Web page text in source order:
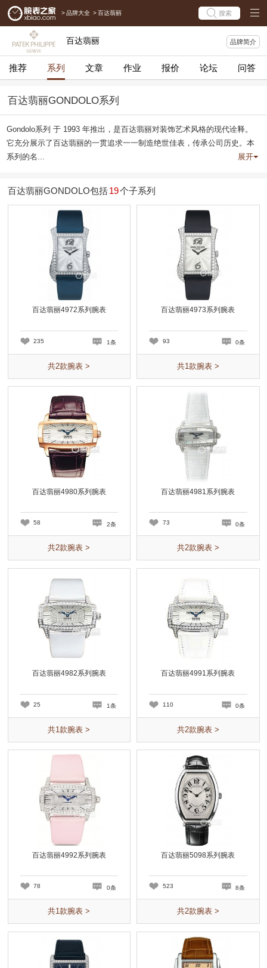
> 品牌大全 > 百达翡丽 搜索
百达翡丽 品牌简介
推荐 系列 文章 作业 报价 论坛 问答
百达翡丽GONDOLO系列
Gondolo系列 于 1993 年推出，是百达翡丽对装饰艺术风格的现代诠释。
它充分展示了百达翡丽的一贯追求一一制造绝世佳表，传承公司历史。本
系列的名...
展开
百达翡丽GONDOLO包括 19个子系列
百达翡丽4972系列腕表
235 1条
共2款腕表 >
百达翡丽4973系列腕表
93 0条
共1款腕表 >
百达翡丽4980系列腕表
58 2条
共2款腕表 >
百达翡丽4981系列腕表
73 0条
共2款腕表 >
百达翡丽4982系列腕表
25 1条
共1款腕表 >
百达翡丽4991系列腕表
110 0条
共2款腕表 >
百达翡丽4992系列腕表
78 0条
共1款腕表 >
百达翡丽5098系列腕表
523 8条
共2款腕表 >